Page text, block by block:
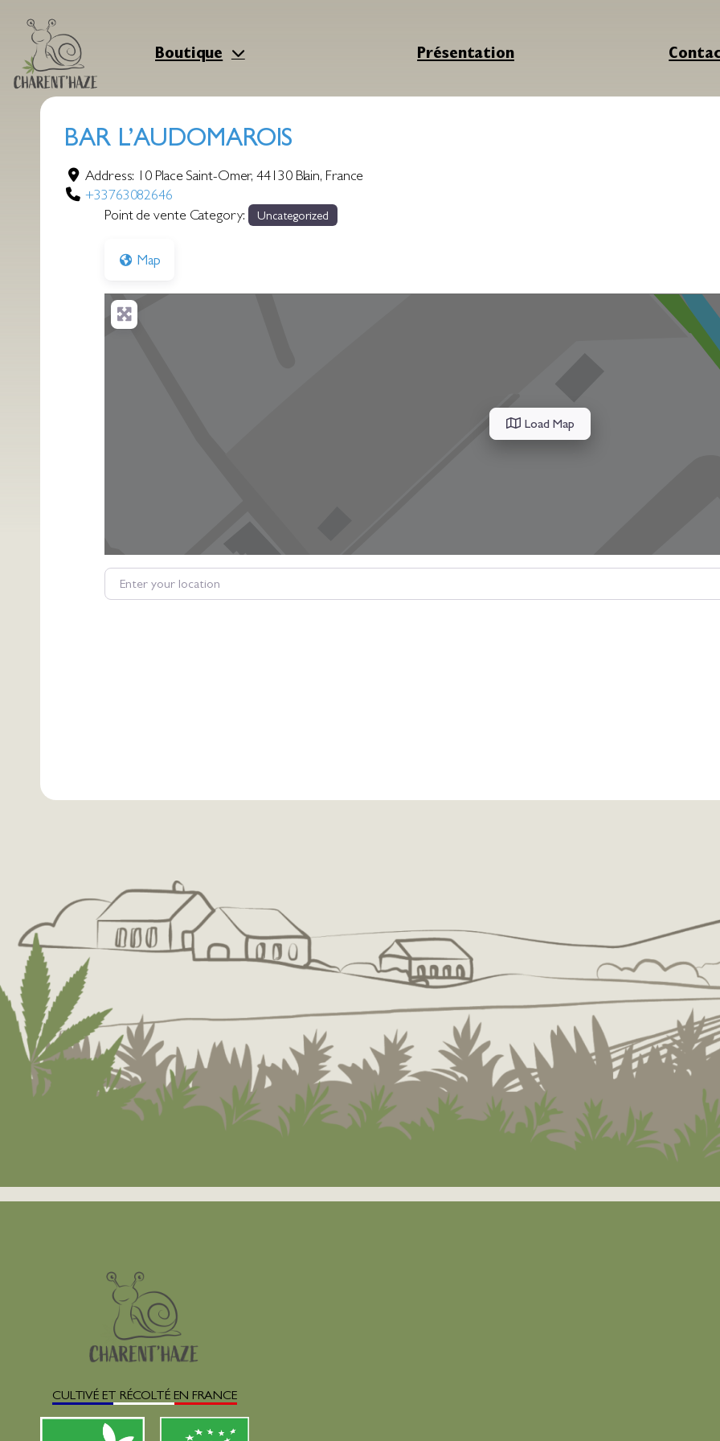
contenu
Boutique Présentation
BAR L’AUDOMAROIS
Address: 10 Place Saint-Omer,44130 Blain, France
+33763082646
Point de vente Category:
Uncategorized
Map
Load Map
Enter your location
CULTIVÉ ET RÉCOLTÉ EN FRANCE